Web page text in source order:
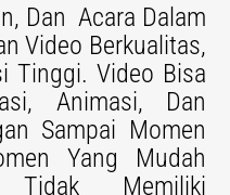
Dan Acara Dalam
Video Berkualitas,
Tinggi. Video Bisa
Animasi, Dan
Sampai Momen
Yang Mudah
Tidak Memiliki